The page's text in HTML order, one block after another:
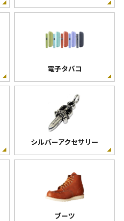
電子タバコ
シルバーアクセサリー
ブーツ